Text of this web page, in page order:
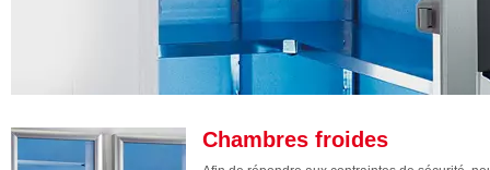
Chambres froides